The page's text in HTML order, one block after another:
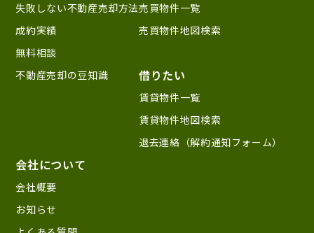
失敗しない不動産売却方法
成約実績
無料相談
不動産売却の豆知識
売買物件一覧
売買物件地図検索
借りたい
賃貸物件一覧
賃貸物件地図検索
退去連絡（解約通知フォーム）
会社について
会社概要
お知らせ